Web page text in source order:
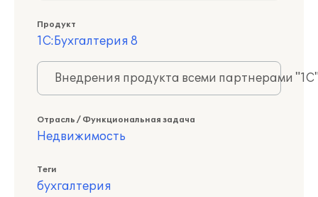
Продукт
1С:Бухгалтерия 8
Внедрения продукта всеми партнерами
Отрасль / Функциональная задача
Недвижимость
Теги
бухгалтерия